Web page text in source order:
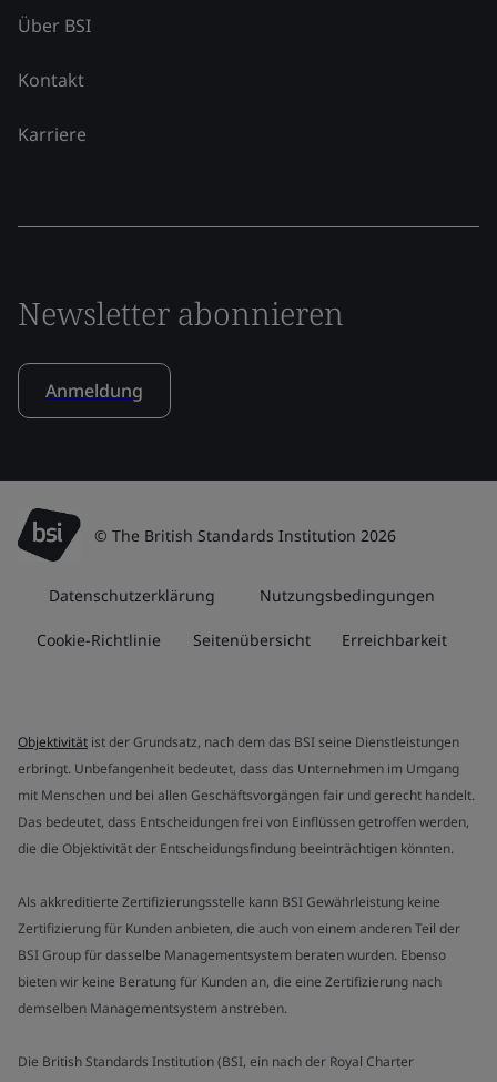
Über BSI
Kontakt
Karriere
Newsletter abonnieren
Anmeldung
© The British Standards Institution 2026
Datenschutzerklärung Nutzungsbedingungen
Cookie-Richtlinie Seitenübersicht Erreichbarkeit
Objektivität ist der Grundsatz, nach dem das BSI seine Dienstleistungen
erbringt. Unbefangenheit bedeutet, dass das Unternehmen im Umgang
mit Menschen und bei allen Geschäftsvorgängen fair und gerecht handelt.
Das bedeutet, dass Entscheidungen frei von Einflüssen getroffen werden,
die die Objektivität der Entscheidungsfindung beeinträchtigen könnten.
Als akkreditierte Zertifizierungsstelle kann BSI Gewährleistung keine
Zertifizierung für Kunden anbieten, die auch von einem anderen Teil der
BSI Group für dasselbe Managementsystem beraten wurden. Ebenso
bieten wir keine Beratung für Kunden an, die eine Zertifizierung nach
demselben Managementsystem anstreben.
Die British Standards Institution (BSI, ein nach der Royal Charter